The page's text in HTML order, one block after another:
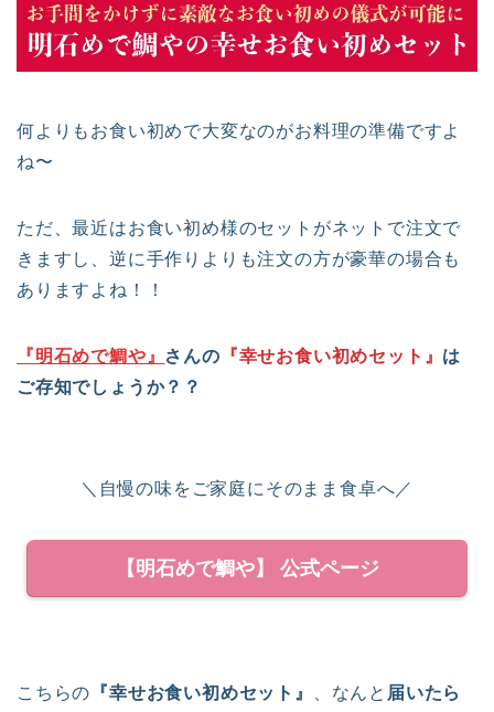
何よりもお食い初めで大変なのがお料理の準備ですよ
ね〜
ただ、最近はお食い初め様のセットがネットで注文で
きますし、逆に手作りよりも注文の方が豪華の場合も
ありますよね！！
『明石めで鯛や』 さんの 『幸せお食い初めセット』 は
ご存知でしょうか？？
＼自慢の味をご家庭にそのまま食卓へ／
【明石めで鯛や】 公式ページ
こちらの 『幸せお食い初めセット』 、なんと 届いたら